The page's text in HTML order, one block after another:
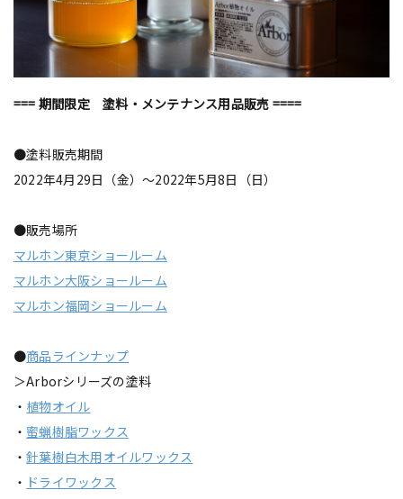
=== 期間限定 塗料・メンテナンス用品販売 ====
●塗料販売期間
2022年4月29日（金）～2022年5月8日（日）
●販売場所
マルホン東京ショールーム
マルホン大阪ショールーム
マルホン福岡ショールーム
●商品ラインナップ
＞Arborシリーズの塗料
・ 植物オイル
・ 蜜蝋樹脂ワックス
・針葉樹白木用オイルワックス
・ ドライワックス